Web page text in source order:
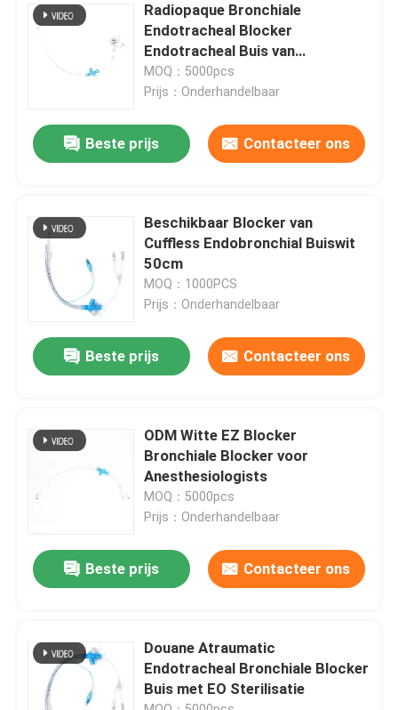
Producten
VR-show
Over ons
Kwaliteitscontrole
nieuws
Alle Gevallen
Vraag een offerte aan
Radiopaque Bronchiale
Endotracheal Blocker
Endotracheal Buis van
Uniblocker
MOQ：5000pcs
Prijs：Onderhandelbaar
Beste prijs Contacteer ons
Beschikbaar Blocker van
Cuffless Endobronchial Buiswit
50cm
MOQ：1000PCS
Prijs：Onderhandelbaar
Beste prijs Contacteer ons
ODM Witte EZ Blocker
Bronchiale Blocker voor
Anesthesiologists
MOQ：5000pcs
Prijs：Onderhandelbaar
Beste prijs Contacteer ons
Douane Atraumatic
Endotracheal Bronchiale Blocker
Buis met EO Sterilisatie